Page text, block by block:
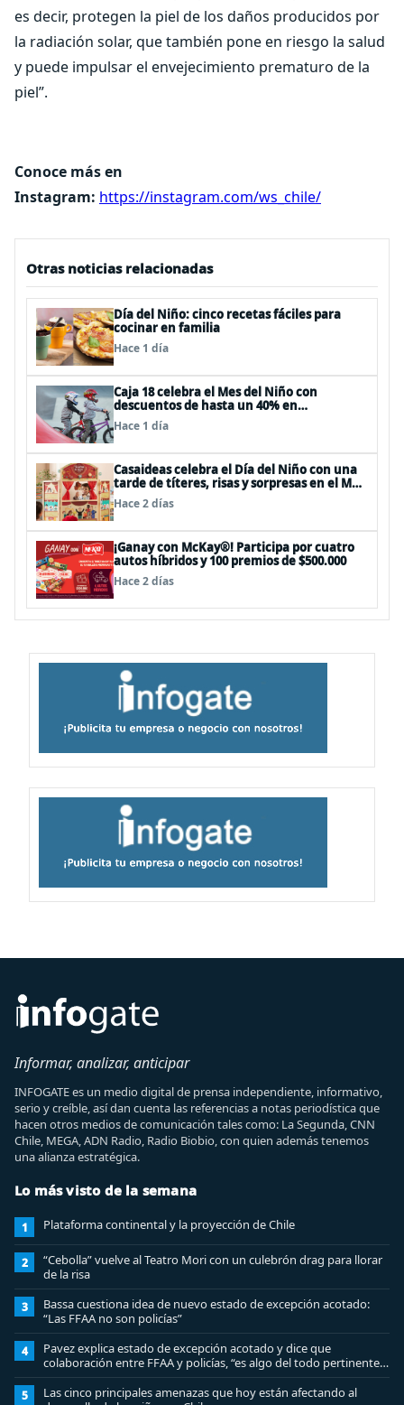
es decir, protegen la piel de los daños producidos por
la radiación solar, que también pone en riesgo la salud
y puede impulsar el envejecimiento prematuro de la
piel”.
Conoce más en
Instagram: https://instagram.com/ws_chile/
Otras noticias relacionadas
Día del Niño: cinco recetas fáciles para
cocinar en familia
Hace 1 día
Caja 18 celebra el Mes del Niño con
descuentos de hasta un 40% en
panoramas, cine, shows y streaming
Hace 1 día
Casaideas celebra el Día del Niño con una
tarde de títeres, risas y sorpresas en el Mall
Plaza Vespucio
Hace 2 días
¡Ganay con McKay®! Participa por cuatro
autos híbridos y 100 premios de $500.000
Hace 2 días
Informar, analizar, anticipar
INFOGATE es un medio digital de prensa independiente, informativo,
serio y creíble, así dan cuenta las referencias a notas periodística que
hacen otros medios de comunicación tales como: La Segunda, CNN
Chile, MEGA, ADN Radio, Radio Biobio, con quien además tenemos
una alianza estratégica.
Lo más visto de la semana
1 Plataforma continental y la proyección de Chile
2
“Cebolla” vuelve al Teatro Mori con un culebrón drag para llorar
de la risa
3
Bassa cuestiona idea de nuevo estado de excepción acotado:
“Las FFAA no son policías”
4
Pavez explica estado de excepción acotado y dice que
colaboración entre FFAA y policías, “es algo del todo pertinente
analizar”
5
Las cinco principales amenazas que hoy están afectando al